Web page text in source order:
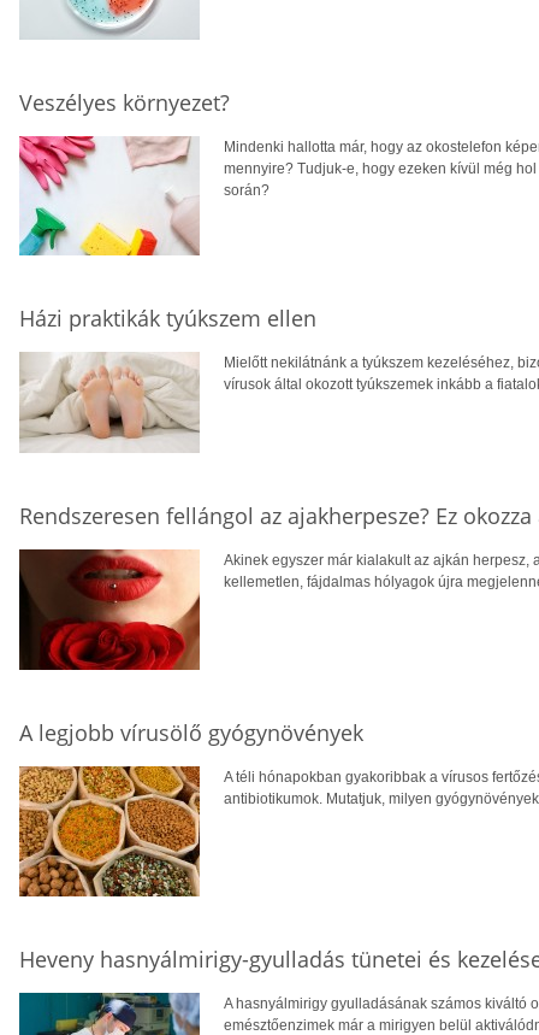
Veszélyes környezet?
Mindenki hallotta már, hogy az okostelefon
mennyire? Tudjuk-e, hogy ezeken kívül még
során?
Házi praktikák tyúkszem ellen
Mielőtt nekilátnánk a tyúkszem kezeléséhez,
vírusok által okozott tyúkszemek inkább a
Rendszeresen fellángol az ajakherpesze? Ez
Akinek egyszer már kialakult az ajkán
kellemetlen, fájdalmas hólyagok újra
A legjobb vírusölő gyógynövények
A téli hónapokban gyakoribbak a vírusos
antibiotikumok. Mutatjuk, milyen
Heveny hasnyálmirigy-gyulladás tünetei és
A hasnyálmirigy gyulladásának számos kiváltó
emésztőenzimek már a mirigyen belül